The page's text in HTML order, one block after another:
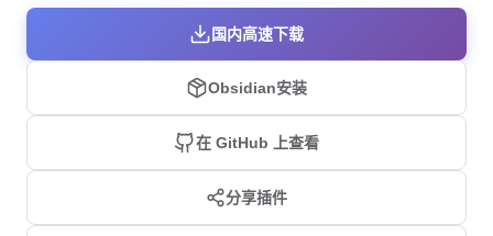
国内高速下载
Obsidian安装
在 GitHub 上查看
分享插件